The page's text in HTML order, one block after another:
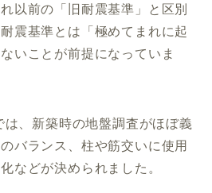
以前の「旧耐震基準」と区別
震基準とは「極めてまれに起
いことが前提になっていま
、新築時の地盤調査がほぼ義
バランス、柱や筋交いに使用
などが決められました。